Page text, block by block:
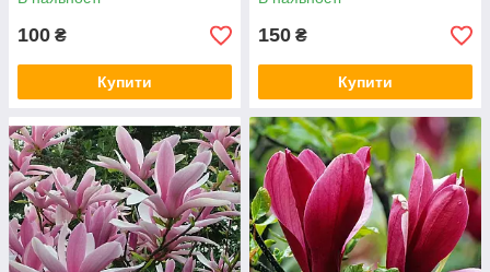
100 ₴
Купити
Magnolia obovata
150 ₴
Купити